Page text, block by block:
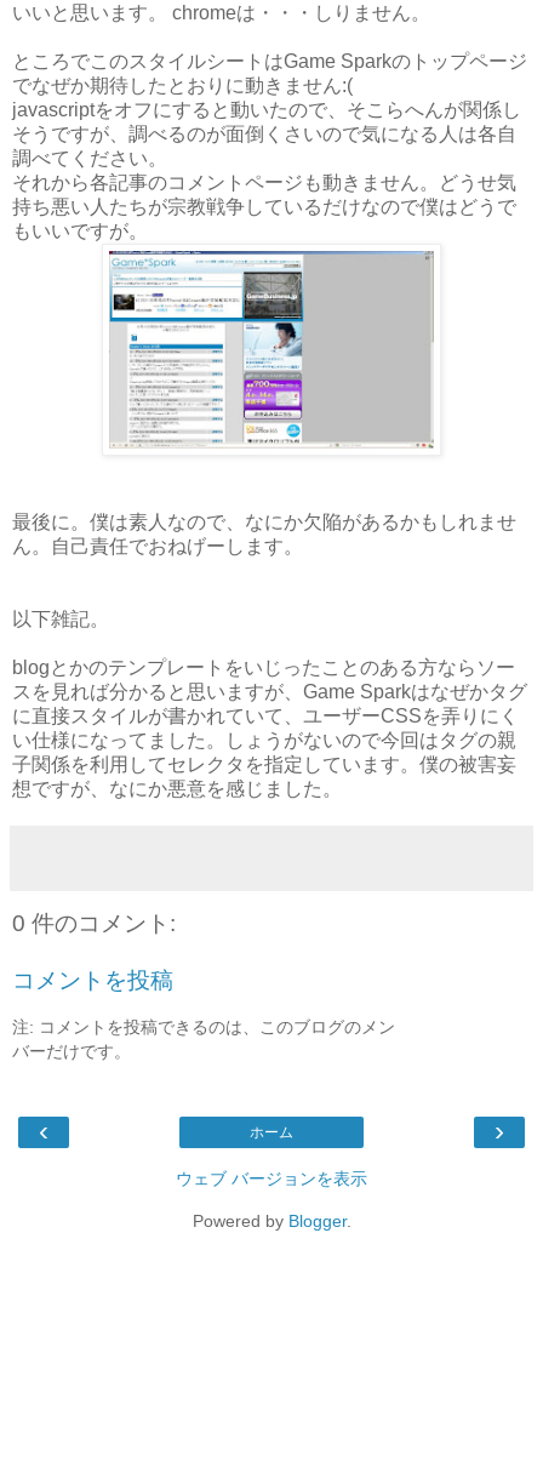
いいと思います。 chromeは・・・しりません。
ところでこのスタイルシートはGame Sparkのトップページ
でなぜか期待したとおりに動きません:(
javascriptをオフにすると動いたので、そこらへんが関係し
そうですが、調べるのが面倒くさいので気になる人は各自
調べてください。
それから各記事のコメントページも動きません。どうせ気
持ち悪い人たちが宗教戦争しているだけなので僕はどうで
もいいですが。
最後に。僕は素人なので、なにか欠陥があるかもしれませ
ん。自己責任でおねげーします。
以下雑記。
blogとかのテンプレートをいじったことのある方ならソー
スを見れば分かると思いますが、Game Sparkはなぜかタグ
に直接スタイルが書かれていて、ユーザーCSSを弄りにく
い仕様になってました。しょうがないので今回はタグの親
子関係を利用してセレクタを指定しています。僕の被害妄
想ですが、なにか悪意を感じました。
0 件のコメント:
コメントを投稿
注: コメントを投稿できるのは、このブログのメン
バーだけです。
‹ ›
ホーム
ウェブ バージョンを表示
Powered by Blogger.